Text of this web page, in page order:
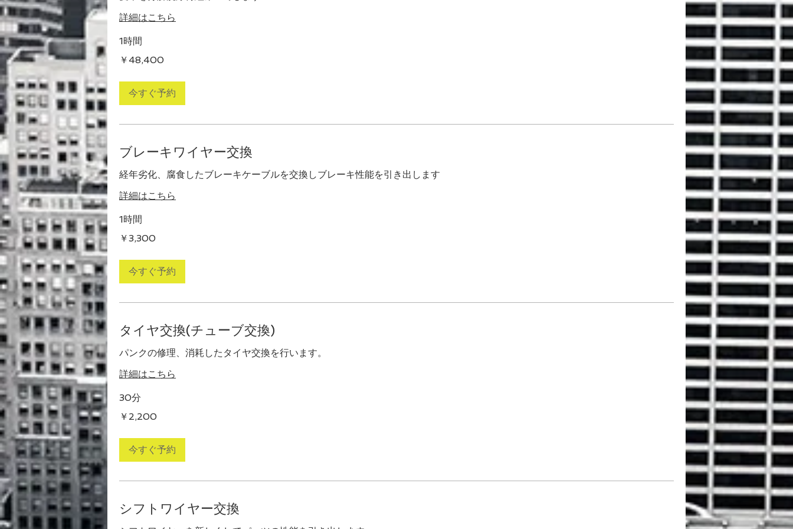
詳細はこちら
1時間
円
￥48,400
今すぐ予約
ブレーキワイヤー交換
経年劣化、腐食したブレーキケーブルを交換しブレーキ性能を引き出します
詳細はこちら
1時間
円
￥3,300
今すぐ予約
タイヤ交換(チューブ交換)
パンクの修理、消耗したタイヤ交換を行います。
詳細はこちら
30分
円
￥2,200
今すぐ予約
シフトワイヤー交換